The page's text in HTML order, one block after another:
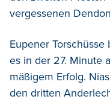
vergessenen
Eupener
es in der 27. Minute
mäßigem Erfolg.
den dritten